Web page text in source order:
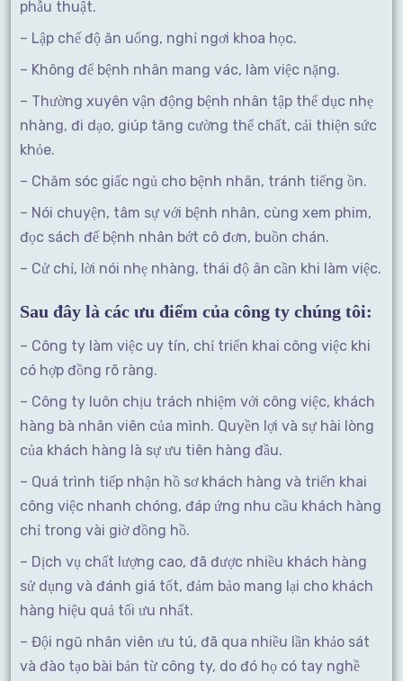
phẫu thuật.
– Lập chế độ ăn uống, nghỉ ngơi khoa học.
– Không để bệnh nhân mang vác, làm việc nặng.
– Thường xuyên vận động bệnh nhân tập thể dục nhẹ
nhàng, đi dạo, giúp tăng cường thể chất, cải thiện sức
khỏe.
– Chăm sóc giấc ngủ cho bệnh nhân, tránh tiếng ồn.
– Nói chuyện, tâm sự với bệnh nhân, cùng xem phim,
đọc sách để bệnh nhân bớt cô đơn, buồn chán.
– Cử chỉ, lời nói nhẹ nhàng, thái độ ân cần khi làm việc.
Sau đây là các ưu điểm của công ty chúng tôi:
– Công ty làm việc uy tín, chỉ triển khai công việc khi
có hợp đồng rõ ràng.
– Công ty luôn chịu trách nhiệm với công việc, khách
hàng bà nhân viên của mình. Quyền lợi và sự hài lòng
của khách hàng là sự ưu tiên hàng đầu.
– Quá trình tiếp nhận hồ sơ khách hàng và triển khai
công việc nhanh chóng, đáp ứng nhu cầu khách hàng
chỉ trong vài giờ đồng hồ.
– Dịch vụ chất lượng cao, đã được nhiều khách hàng
sử dụng và đánh giá tốt, đảm bảo mang lại cho khách
hàng hiệu quả tối ưu nhất.
– Đội ngũ nhân viên ưu tú, đã qua nhiều lần khảo sát
và đào tạo bài bản từ công ty, do đó họ có tay nghề